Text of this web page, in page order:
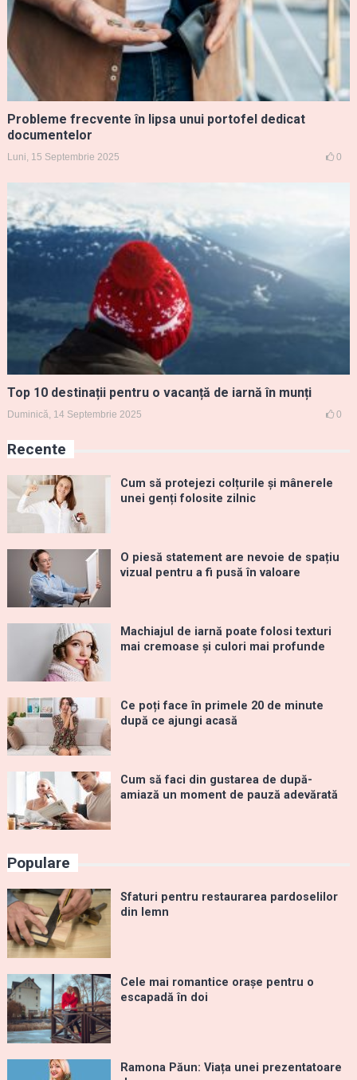
Probleme frecvente în lipsa unui portofel dedicat
documentelor
Luni, 15 Septembrie 2025 0
Top 10 destinații pentru o vacanță de iarnă în munți
Duminică, 14 Septembrie 2025 0
Recente
Cum să protejezi colțurile și mânerele
unei genți folosite zilnic
O piesă statement are nevoie de spațiu
vizual pentru a fi pusă în valoare
Machiajul de iarnă poate folosi texturi
mai cremoase și culori mai profunde
Ce poți face în primele 20 de minute
după ce ajungi acasă
Cum să faci din gustarea de după-
amiază un moment de pauză adevărată
Populare
Sfaturi pentru restaurarea pardoselilor
din lemn
Cele mai romantice orașe pentru o
escapadă în doi
Ramona Păun: Viața unei prezentatoare